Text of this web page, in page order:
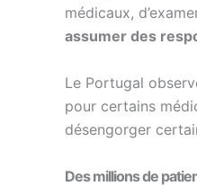
médicaux,
assumer des
Le Portugal
pour certains
désengorger
Des millions de